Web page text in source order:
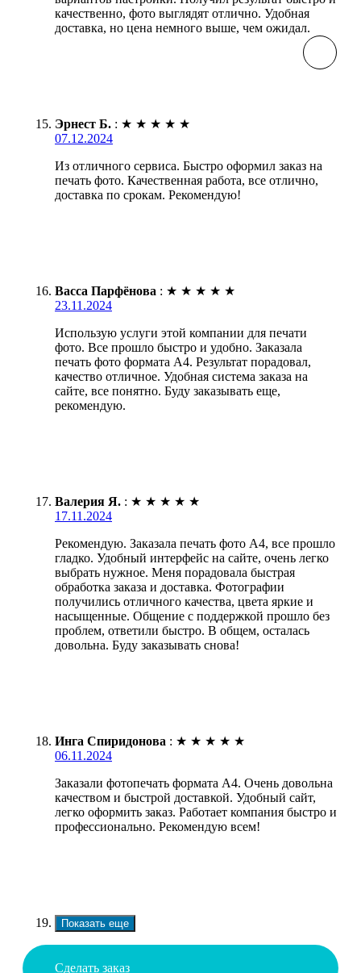
качественно, фото выглядят отлично. Удобная
доставка, но цена немного выше, чем ожидал.
Эрнест Б. : ★ ★ ★ ★ ★
07.12.2024
Из отличного сервиса. Быстро оформил заказ на
печать фото. Качественная работа, все отлично,
доставка по срокам. Рекомендую!
Васса Парфёнова : ★ ★ ★ ★ ★
23.11.2024
Использую услуги этой компании для печати
фото. Все прошло быстро и удобно. Заказала
печать фото формата А4. Результат порадовал,
качество отличное. Удобная система заказа на
сайте, все понятно. Буду заказывать еще,
рекомендую.
Валерия Я. : ★ ★ ★ ★ ★
17.11.2024
Рекомендую. Заказала печать фото А4, все прошло
гладко. Удобный интерфейс на сайте, очень легко
выбрать нужное. Меня порадовала быстрая
обработка заказа и доставка. Фотографии
получились отличного качества, цвета яркие и
насыщенные. Общение с поддержкой прошло без
проблем, ответили быстро. В общем, осталась
довольна. Буду заказывать снова!
Инга Спиридонова : ★ ★ ★ ★ ★
06.11.2024
Заказали фотопечать формата А4. Очень довольна
качеством и быстрой доставкой. Удобный сайт,
легко оформить заказ. Работает компания быстро и
профессионально. Рекомендую всем!
Показать еще
Сделать заказ